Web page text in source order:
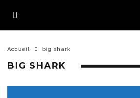
Accueil big shark
BIG SHARK